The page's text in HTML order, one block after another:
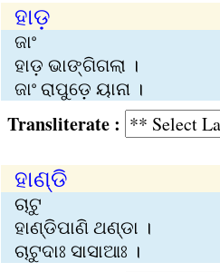
ହାଡ଼
ଜାଂ
ହାଡ଼ ଭାଙ୍ଗିଗଲା ।
ଜାଂ ରାପୁଡ଼େ ୟାନା ।
Transliterate :
ହାଣ୍ଡି
ଚାଟୁ
ହାଣ୍ଡିପାଣି ଥଣ୍ଡା ।
ଚାଟୁଦାଃ ସାସାଆଃ ।